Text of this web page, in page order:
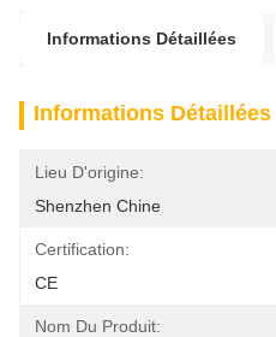
Informations Détaillées
Informations Détaillées
Lieu D'origine:
Shenzhen Chine
Certification:
CE
Nom Du Produit: